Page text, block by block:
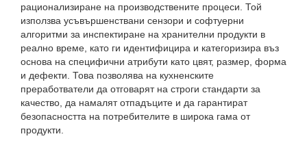
рационализиране на производствените процеси. Той
използва усъвършенствани сензори и софтуерни
алгоритми за инспектиране на хранителни продукти в
реално време, като ги идентифицира и категоризира въз
основа на специфични атрибути като цвят, размер, форма
и дефекти. Това позволява на кухненските
преработватели да отговарят на строги стандарти за
качество, да намалят отпадъците и да гарантират
безопасността на потребителите в широка гама от
продукти.